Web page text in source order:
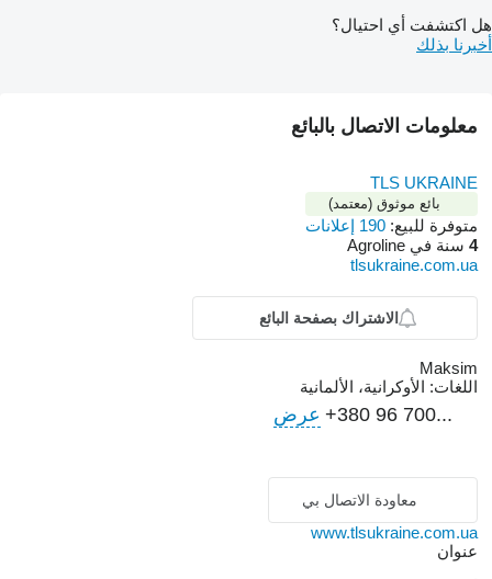
هل اكتشفت أي احتيال؟
أخبرنا بذلك
معلومات الاتصال بالبائع
TLS UKRAINE
بائع موثوق (معتمد)
متوفرة للبيع: 190 إعلانات
4 سنة في Agroline
tlsukraine.com.ua
الاشتراك بصفحة البائع
Maksim
اللغات: الأوكرانية، الألمانية
+380 96 700... عرض
معاودة الاتصال بي
www.tlsukraine.com.ua
عنوان